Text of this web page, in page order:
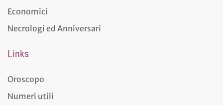
Economici
Necrologi ed Anniversari
Links
Oroscopo
Numeri utili